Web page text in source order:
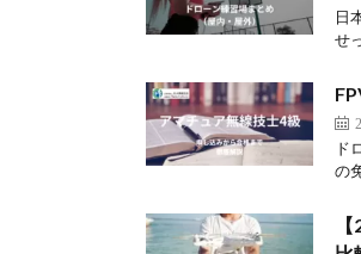
日
せ
ド
の